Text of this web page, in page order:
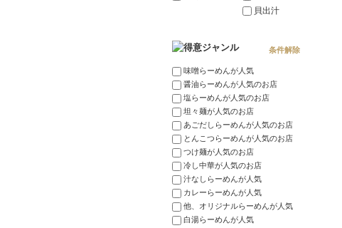
貝出汁
条件解除
味噌らーめんが人気
醤油らーめんが人気のお店
塩らーめんが人気のお店
坦々麺が人気のお店
あごだしらーめんが人気のお店
とんこつらーめんが人気のお店
つけ麺が人気のお店
冷し中華が人気のお店
汁なしらーめんが人気
カレーらーめんが人気
他、オリジナルらーめんが人気
白湯らーめんが人気